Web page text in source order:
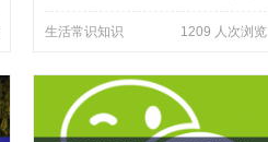
生活常识知识 1209 人次浏览